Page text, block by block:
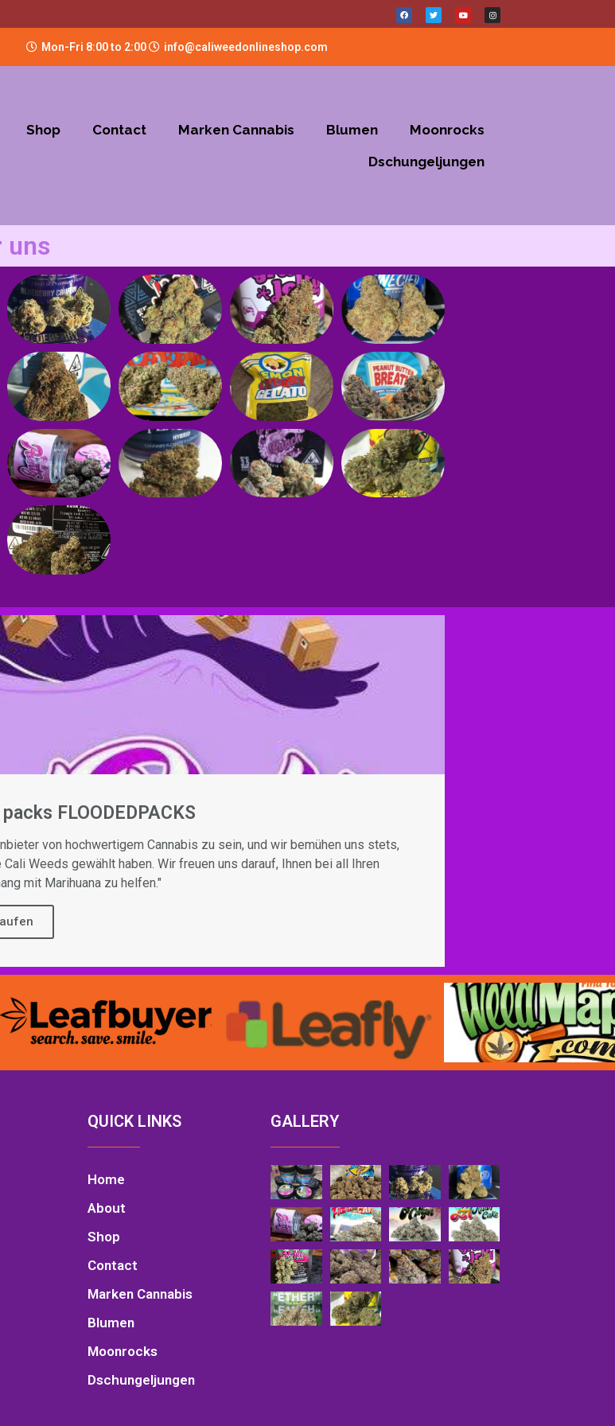
Mon-Fri 8:00 to 2:00 info@caliweedonlineshop.com
Shop Contact Marken Cannabis Blumen
Moonrocks
Dschungeljungen
uns
FLOODEDPACKS
von hochwertigem Cannabis zu sein, und wir bemühen uns stets,
Weeds gewählt haben. Wir freuen uns darauf, Ihnen bei all Ihren
mit Marihuana zu helfen."
QUICK LINKS
Home
About
Shop
Contact
Marken Cannabis
Blumen
Moonrocks
Dschungeljungen
GALLERY